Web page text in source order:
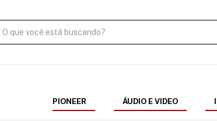
PIONEER
ÁUDIO E VIDEO